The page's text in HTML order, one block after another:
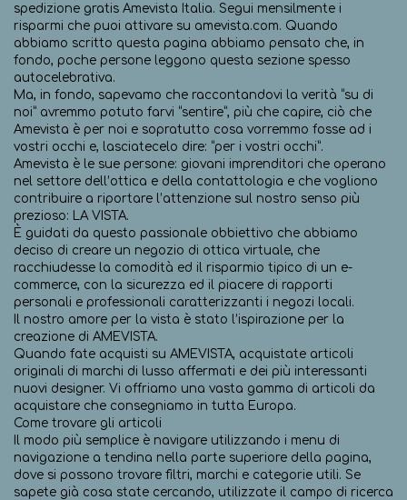
spedizione gratis Amevista Italia. Segui mensilmente i
risparmi che puoi attivare su amevista.com. Quando
abbiamo scritto questa pagina abbiamo pensato che, in
fondo, poche persone leggono questa sezione spesso
autocelebrativa.
Ma, in fondo, sapevamo che raccontandovi la verità “su di
noi” avremmo potuto farvi “sentire”, più che capire, ciò che
Amevista è per noi e sopratutto cosa vorremmo fosse ad i
vostri occhi e, lasciatecelo dire: “per i vostri occhi”.
Amevista è le sue persone: giovani imprenditori che operano
nel settore dell’ottica e della contattologia e che vogliono
contribuire a riportare l’attenzione sul nostro senso più
prezioso: LA VISTA.
È guidati da questo passionale obbiettivo che abbiamo
deciso di creare un negozio di ottica virtuale, che
racchiudesse la comodità ed il risparmio tipico di un e-
commerce, con la sicurezza ed il piacere di rapporti
personali e professionali caratterizzanti i negozi locali.
Il nostro amore per la vista è stato l’ispirazione per la
creazione di AMEVISTA.
Quando fate acquisti su AMEVISTA, acquistate articoli
originali di marchi di lusso affermati e dei più interessanti
nuovi designer. Vi offriamo una vasta gamma di articoli da
acquistare che consegniamo in tutta Europa.
Come trovare gli articoli
Il modo più semplice è navigare utilizzando i menu di
navigazione a tendina nella parte superiore della pagina,
dove si possono trovare filtri, marchi e categorie utili. Se
sapete già cosa state cercando, utilizzate il campo di ricerca